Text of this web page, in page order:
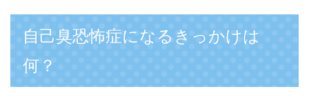
自己臭恐怖症になるきっかけは
何？